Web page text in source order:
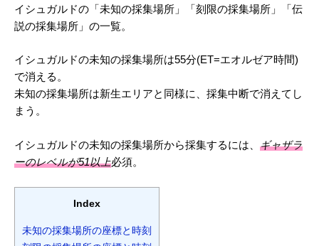
イシュガルドの「未知の採集場所」「刻限の採集場所」「伝
説の採集場所」の一覧。
イシュガルドの未知の採集場所は55分(ET=エオルゼア時間)
で消える。
未知の採集場所は新生エリアと同様に、採集中断で消えてし
まう。
イシュガルドの未知の採集場所から採集するには、 ギャザラ
ーのレベルが51以上必須。
Index
未知の採集場所の座標と時刻